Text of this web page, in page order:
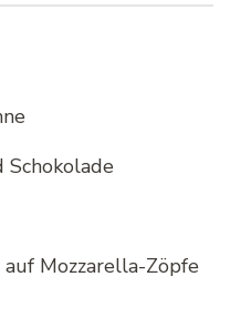
Schokolade
Mozzarella-Zöpfe